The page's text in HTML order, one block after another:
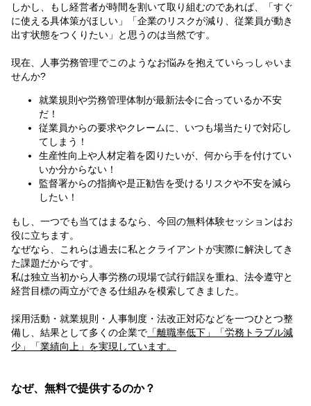
しかし、もし経営者が時間を割いて取り組むのであれば、「すぐ
に使える具体策がほしい」「企業のリスクが減り、従業員が動き
出す状態をつくりたい」と思うのは当然です。
現在、人事労務管理でこのようなお悩みを抱えていらっしゃいま
せんか?
就業規則や労務管理体制が最新法令に合っているか不安
だ！
従業員からの要求やクレームに、いつも場当たりで対応し
てしまう！
生産性向上や人材定着を図りたいが、何から手を付けてい
いか分からない！
監督署からの指摘や是正勧告を受けるリスクや不安を減ら
したい！
もし、一つでも当てはまるなら、今回の無料体験セッションはお
役に立ちます。
なぜなら、これらは過去に私とクライアントが実際に解決してき
た課題だからです。
私は独立当初から人事労務の現場で試行錯誤を重ね、法令遵守と
経営目標の両立ができる仕組みを模索してきました。
採用活動・就業規則・人事制度・法改正対応などを一つひとつ整
備し、結果として多くの企業で 「離職率低下」「労務トラブル減
少」「業績向上」を実現しています。
なぜ、無料で提供するのか？